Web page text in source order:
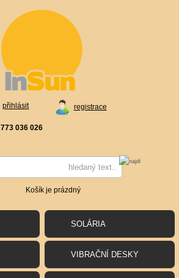
registrace
přihlásit
773 036 026
Košík je prázdný
SOLÁRIA
VIBRAČNÍ DESKY